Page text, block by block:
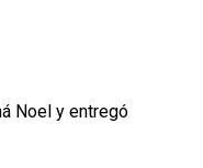
Noel y entregó